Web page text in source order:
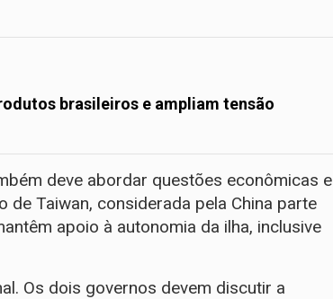
brasileiros e ampliam tensão
deve abordar questões econômicas e
de Taiwan, considerada pela China parte
apoio à autonomia da ilha, inclusive
Os dois governos devem discutir a